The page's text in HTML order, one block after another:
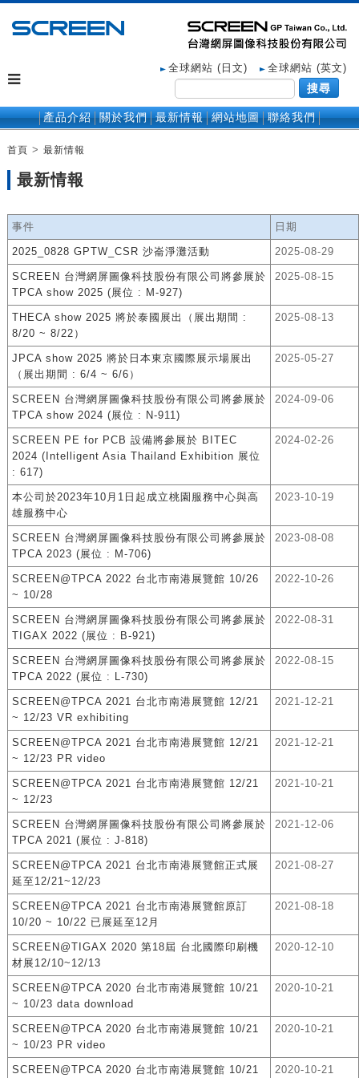
全球網站 (日文) 全球網站 (英文)
搜尋
產品介紹 關於我們 最新情報 網站地圖 聯絡我們
首頁 > 最新情報
最新情報
事件 日期
2025_0828 GPTW_CSR 沙崙淨灘活動 2025-08-29
SCREEN 台灣網屏圖像科技股份有限公司將參展於
TPCA show 2025 (展位 : M-927)
2025-08-15
THECA show 2025 將於泰國展出（展出期間 :
8/20 ~ 8/22）
2025-08-13
JPCA show 2025 將於日本東京國際展示場展出
（展出期間 : 6/4 ~ 6/6）
2025-05-27
SCREEN 台灣網屏圖像科技股份有限公司將參展於
TPCA show 2024 (展位 : N-911)
2024-09-06
SCREEN PE for PCB 設備將參展於 BITEC
2024 (Intelligent Asia Thailand Exhibition 展位
: 617)
2024-02-26
本公司於2023年10月1日起成立桃園服務中心與高
雄服務中心
2023-10-19
SCREEN 台灣網屏圖像科技股份有限公司將參展於
TPCA 2023 (展位 : M-706)
2023-08-08
SCREEN@TPCA 2022 台北市南港展覽館 10/26
~ 10/28
2022-10-26
SCREEN 台灣網屏圖像科技股份有限公司將參展於
TIGAX 2022 (展位 : B-921)
2022-08-31
SCREEN 台灣網屏圖像科技股份有限公司將參展於
TPCA 2022 (展位 : L-730)
2022-08-15
SCREEN@TPCA 2021 台北市南港展覽館 12/21
~ 12/23 VR exhibiting
2021-12-21
SCREEN@TPCA 2021 台北市南港展覽館 12/21
~ 12/23 PR video
2021-12-21
SCREEN@TPCA 2021 台北市南港展覽館 12/21
~ 12/23
2021-10-21
SCREEN 台灣網屏圖像科技股份有限公司將參展於
TPCA 2021 (展位 : J-818)
2021-12-06
SCREEN@TPCA 2021 台北市南港展覽館正式展
延至12/21~12/23
2021-08-27
SCREEN@TPCA 2021 台北市南港展覽館原訂
10/20 ~ 10/22 已展延至12月
2021-08-18
SCREEN@TIGAX 2020 第18屆 台北國際印刷機
材展12/10~12/13
2020-12-10
SCREEN@TPCA 2020 台北市南港展覽館 10/21
~ 10/23 data download
2020-10-21
SCREEN@TPCA 2020 台北市南港展覽館 10/21
~ 10/23 PR video
2020-10-21
SCREEN@TPCA 2020 台北市南港展覽館 10/21 2020-10-21